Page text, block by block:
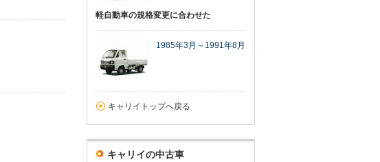
軽自動車の規格変更に合わせた
1985年3月～1991年8月
キャリイトップへ戻る
キャリイの中古車